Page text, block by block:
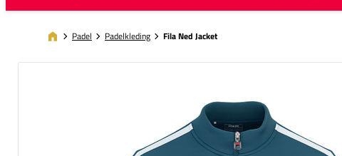
Padel Padelkleding Fila Ned Jacket